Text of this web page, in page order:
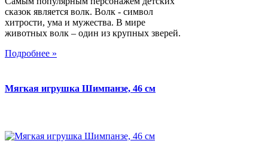
сказок является волк. Волк - символ
хитрости, ума и мужества. В мире
животных волк – один из крупных зверей.
Подробнее »
Мягкая игрушка Шимпанзе, 46 см